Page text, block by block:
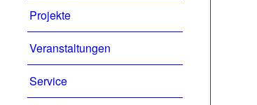
Projekte
Veranstaltungen
Service